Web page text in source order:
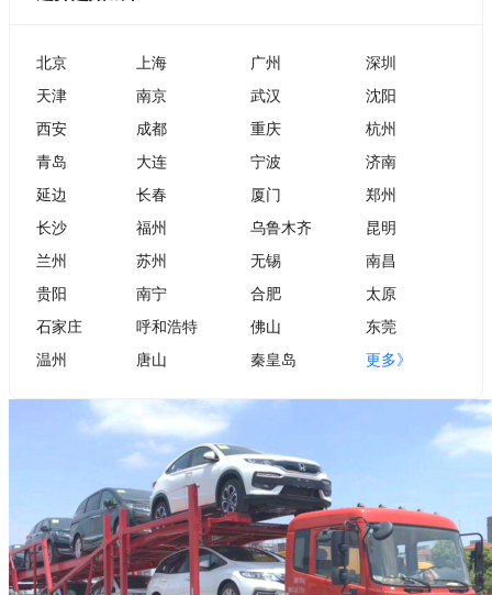
北京 上海 广州
深圳
天津
南京 武汉
沈阳
西安
成都 重庆
杭州
青岛
大连 宁波
济南
延边
长春 厦门
郑州
长沙
福州 乌鲁木齐
昆明
兰州
苏州 无锡
南昌
贵阳
南宁 合肥
太原
石家庄
呼和浩特 佛山
东莞
温州
唐山 秦皇岛 更多》